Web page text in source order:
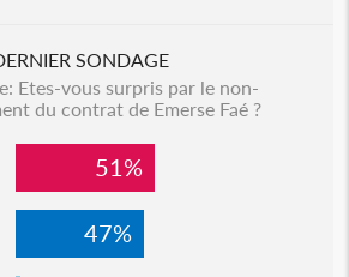
SONDAGE
Etes-vous surpris par le non-
du contrat de Emerse Faé ?
51%
47%